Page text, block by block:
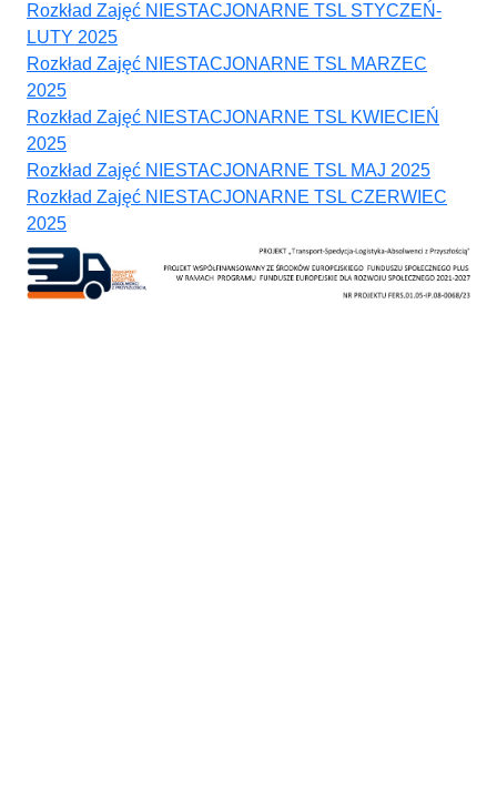
Rozkład Zajęć NIESTACJONARNE TSL STYCZEŃ-
LUTY 2025
Rozkład Zajęć NIESTACJONARNE TSL MARZEC
2025
Rozkład Zajęć NIESTACJONARNE TSL KWIECIEŃ
2025
Rozkład Zajęć NIESTACJONARNE TSL MAJ 2025
Rozkład Zajęć NIESTACJONARNE TSL CZERWIEC
2025